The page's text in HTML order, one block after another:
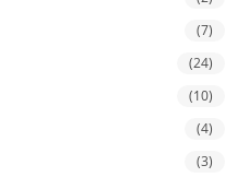
(7)
(24)
(10)
(4)
(3)